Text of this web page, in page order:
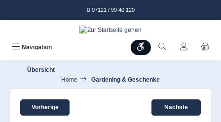
07121 / 99 40 120
Navigation Werkzeugleiste anzeigen
Übersicht
Home
Gardening & Geschenke
Vorherige Nächste